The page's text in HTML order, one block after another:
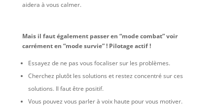
aidera à vous calmer.
Mais il faut également passer en “mode combat” voir
carrément en “mode survie” ! Pilotage actif !
Essayez de ne pas vous focaliser sur les problèmes.
Cherchez plutôt les solutions et restez concentré sur ces
solutions. Il faut être positif.
Vous pouvez vous parler à voix haute pour vous motiver.